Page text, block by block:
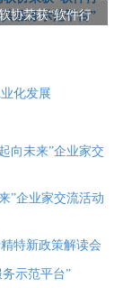
协荣获“软件行
化发展
向未来”企业家交
”企业家交流活动
特新政策解读会
示范平台”